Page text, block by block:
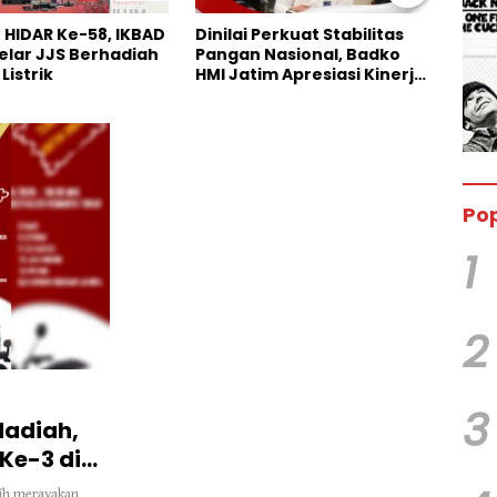
Stabilitas
Badko
Apresiasi Kinerja
Pengakuan Terbuka Kasus
Maling Sapi di Persidangan,
Pelaku Utama Justru
3 di
1
2
3